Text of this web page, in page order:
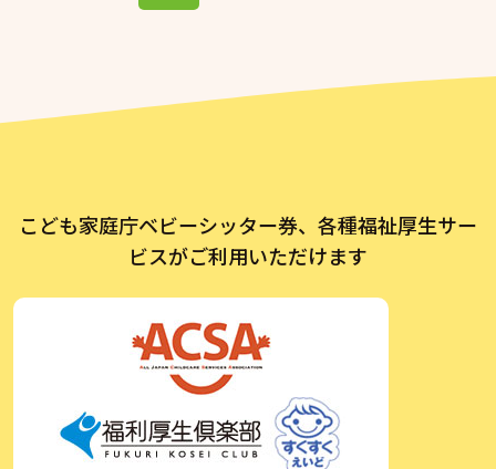
こども家庭庁ベビーシッター券、各種福祉厚生サー
ビスがご利用いただけます